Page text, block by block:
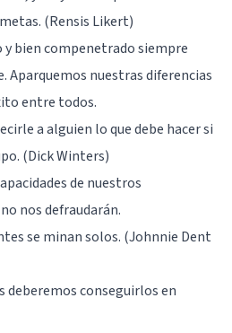
(Rensis Likert)
y bien compenetrado siempre
Aparquemos nuestras diferencias
entre todos.
a alguien lo que debe hacer si
(Dick Winters)
de nuestros
nos defraudarán.
se minan solos. (Johnnie Dent
deberemos conseguirlos en